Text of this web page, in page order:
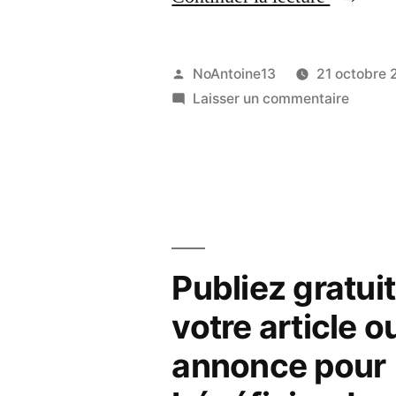
des
villes
? »
Publié
par
NoAntoine13 21 octobre
Laisser un commentairesur
?
Publiez
votre article
annonce pour